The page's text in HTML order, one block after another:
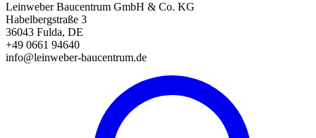
Leinweber Baucentrum GmbH & Co. KG
Habelbergstraße 3
36043 Fulda, DE
+49 0661 94640
info@leinweber-baucentrum.de